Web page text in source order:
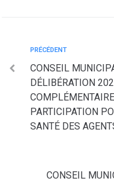
PRÉCÉDENT
CONSEIL
DÉLIBÉRATION
PARTICIPATION
SANTÉ DES
CONSEIL